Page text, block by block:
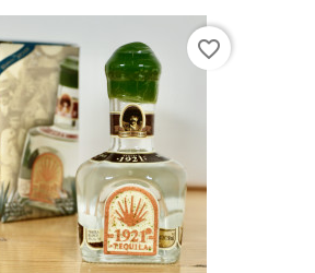
favorite_border